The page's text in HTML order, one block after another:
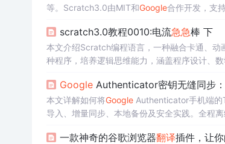
等。Scratch3.0由MIT和Google合作开发，支
scratch3.0教程0010:电流急急棒 下
本文介绍Scratch编程语言，一种融合卡通、
种程序，培养逻辑思维能力，涵盖程序设计、
GoogleAuthenticator密钥无缝同步
本文详解如何将GoogleAuthenticator手机端的
导入、增量同步、本地备份及安全实践。全程
一款神奇的谷歌浏览器翻译插件，让